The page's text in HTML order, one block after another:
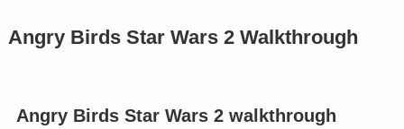
Angry Birds Star Wars 2 Walkthrough
Angry Birds Star Wars 2 walkthrough